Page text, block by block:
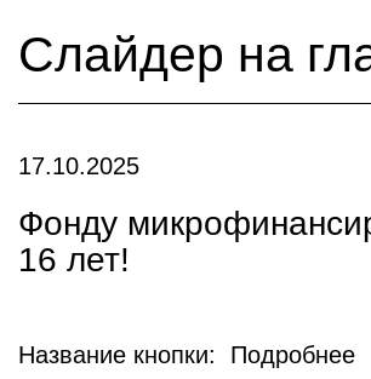
Слайдер на
17.10.2025
Фонду
16 лет!
Название кнопки: Подробнее